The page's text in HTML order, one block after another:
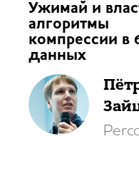
Ужимай и
алгоритмы
компрессии в
данных